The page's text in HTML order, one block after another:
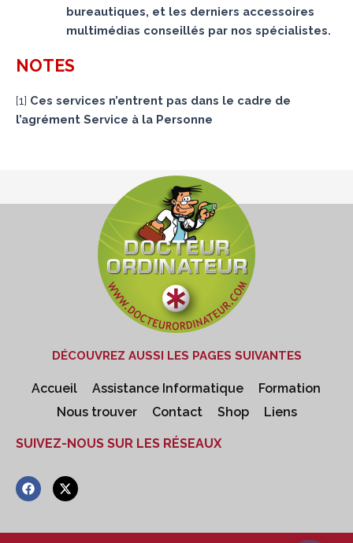
bureautiques, et les derniers accessoires
multimédias conseillés par nos spécialistes.
NOTES
[1] Ces services n’entrent pas dans le cadre de
l’agrément Service à la Personne
DÉCOUVREZ AUSSI LES PAGES SUIVANTES
Accueil Assistance Informatique
Formation
Nous trouver
Contact Shop Liens
SUIVEZ-NOUS SUR LES RÉSEAUX
F
a
b
X
-
i